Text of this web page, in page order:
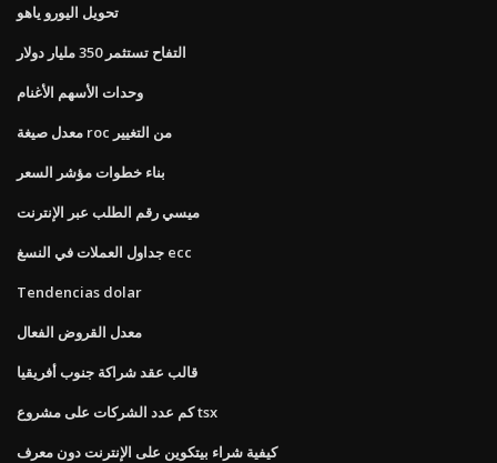
تحويل اليورو ياهو
التفاح تستثمر 350 مليار دولار
وحدات الأسهم الأغنام
معدل صيغة roc من التغيير
بناء خطوات مؤشر السعر
ميسي رقم الطلب عبر الإنترنت
جداول العملات في النسغ ecc
Tendencias dolar
معدل القروض الفعال
قالب عقد شراكة جنوب أفريقيا
كم عدد الشركات على مشروع tsx
كيفية شراء بيتكوين على الإنترنت دون معرف